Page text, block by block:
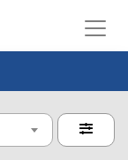
